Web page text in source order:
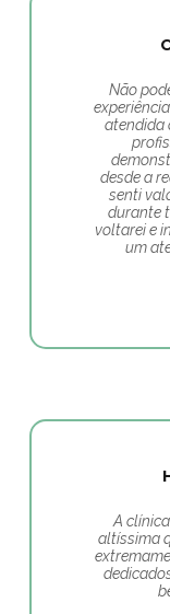
Não
atendida
desde a
senti
durante
voltarei e
um
A
altíssima